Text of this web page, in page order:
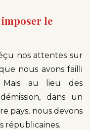
le
nos attentes sur
nous avons failli
au lieu des
dans un
pays, nous devons
républicaines.